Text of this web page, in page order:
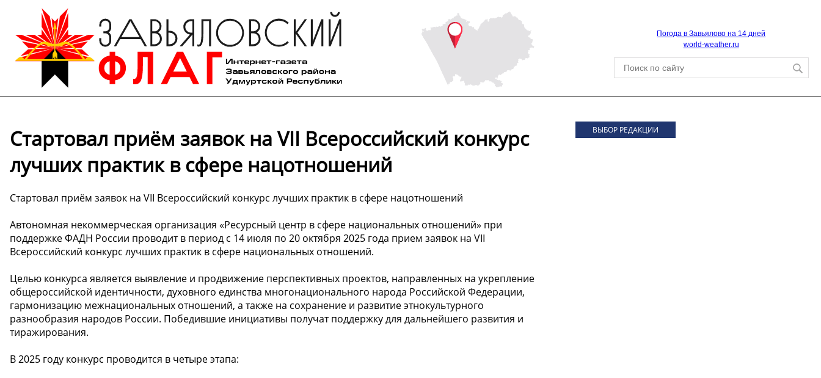
Погода в Завьялово на 14 дней
world-weather.ru
Стартовал приём заявок на VII Всероссийский конкурс
лучших практик в сфере нацотношений
Стартовал приём заявок на VII Всероссийский конкурс лучших практик в сфере нацотношений
Автономная некоммерческая организация «Ресурсный центр в сфере национальных отношений» при
поддержке ФАДН России проводит в период с 14 июля по 20 октября 2025 года прием заявок на VII
Всероссийский конкурс лучших практик в сфере национальных отношений.
Целью конкурса является выявление и продвижение перспективных проектов, направленных на укрепление
общероссийской идентичности, духовного единства многонационального народа Российской Федерации,
гармонизацию межнациональных отношений, а также на сохранение и развитие этнокультурного
разнообразия народов России. Победившие инициативы получат поддержку для дальнейшего развития и
тиражирования.
В 2025 году конкурс проводится в четыре этапа:
ВЫБОР РЕДАКЦИИ